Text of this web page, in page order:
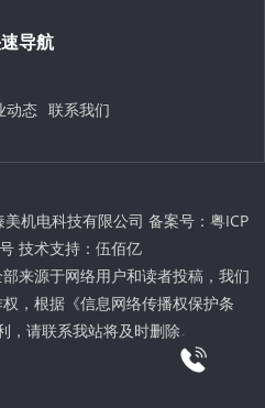
导航
动态 联系我们
机电科技有限公司 备案号： 粤ICP
技术支持： 伍佰亿
来源于网络用户和读者投稿，我们
，根据《信息网络传播权保护条
请联系我站将及时删除。